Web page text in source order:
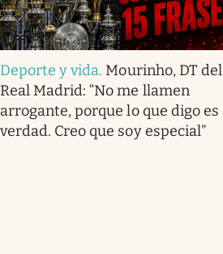
Deporte y vida. Mourinho, DT del
Real Madrid: “No me llamen
arrogante, porque lo que digo es
verdad. Creo que soy especial”